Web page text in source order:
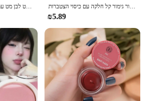
מט גוון מט עמיד למים אבקת עבור כל גווני העור גימור קל חלקה עם כיסוי הצטברות
₪5.89